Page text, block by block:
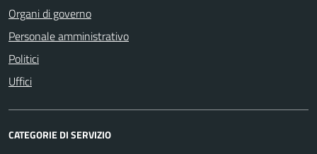
Organi di governo
Personale amministrativo
Politici
Uffici
CATEGORIE DI SERVIZIO